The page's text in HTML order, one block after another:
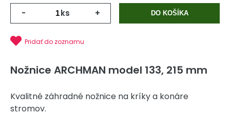
- ks + DO KOŠÍKA
Pridať do zoznamu
Nožnice ARCHMAN model 133, 215 mm
Kvalitné záhradné nožnice na kríky a konáre
stromov.